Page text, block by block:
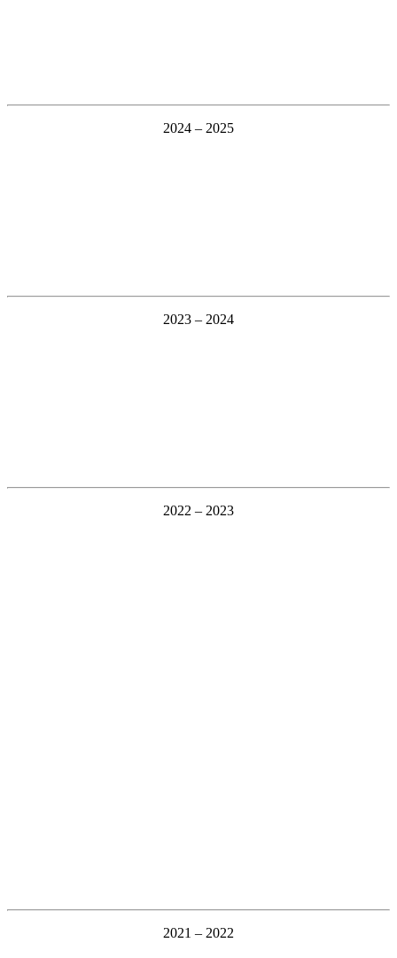
2024 – 2025
2023 – 2024
2022 – 2023
2021 – 2022